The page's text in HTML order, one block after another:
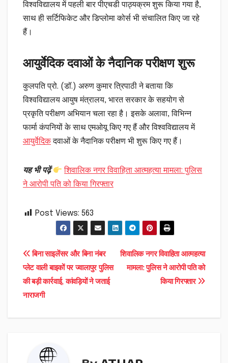
विश्वविद्यालय में पहली बार पीएचडी पाठ्यक्रम शुरू किया गया है,
साथ ही सर्टिफिकेट और डिप्लोमा कोर्स भी संचालित किए जा रहे
हैं।
आयुर्वेदिक दवाओं के नैदानिक परीक्षण शुरू
कुलपति प्रो. (डॉ.) अरुण कुमार त्रिपाठी ने बताया कि
विश्वविद्यालय आयुष मंत्रालय, भारत सरकार के सहयोग से
प्रकृति परीक्षण अभियान चला रहा है। इसके अलावा, विभिन्न
फार्मा कंपनियों के साथ एमओयू किए गए हैं और विश्वविद्यालय में
आयुर्वेदिकदवाओं के नैदानिक परीक्षण भी शुरू किए गए हैं।
यह भी पढ़ें
शिवालिक नगर विवाहिता आत्महत्या मामला: पुलिस
ने आरोपी पति को किया गिरफ्तार
Post Views: 563
Post
navigation
शिवालिक नगर विवाहिता आत्महत्या
मामला: पुलिस ने आरोपी पति को
किया गिरफ्तार
बिना साइलेंसर और बिना नंबर
प्लेट वाली बाइकों पर ज्वालापुर पुलिस
की बड़ी कार्रवाई, कांवड़ियों ने जताई
नाराजगी